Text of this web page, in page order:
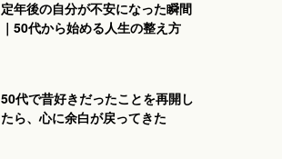
定年後の自分が不安になった瞬間
｜50代から始める人生の整え方
50代で昔好きだったことを再開し
たら、心に余白が戻ってきた